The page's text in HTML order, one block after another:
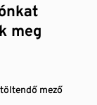
meg
mező